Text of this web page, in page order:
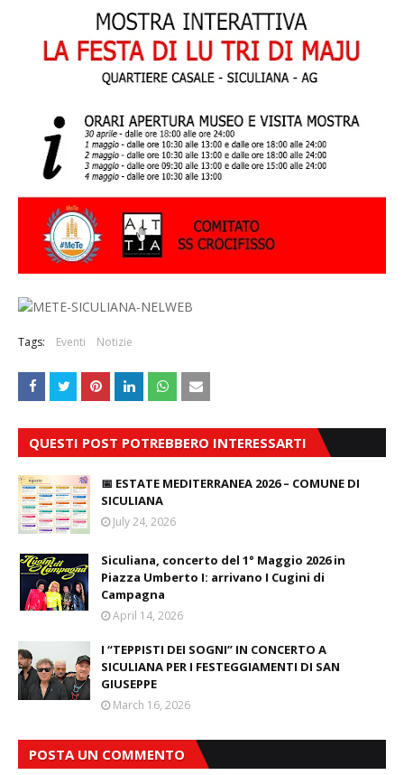
Tags: Eventi Notizie
QUESTI POST POTREBBERO INTERESSARTI
📅 ESTATE MEDITERRANEA 2026 – COMUNE DI
SICULIANA
July 24, 2026
Siculiana, concerto del 1° Maggio 2026 in
Piazza Umberto I: arrivano I Cugini di
Campagna
April 14, 2026
I “TEPPISTI DEI SOGNI” IN CONCERTO A
SICULIANA PER I FESTEGGIAMENTI DI SAN
GIUSEPPE
March 16, 2026
POSTA UN COMMENTO